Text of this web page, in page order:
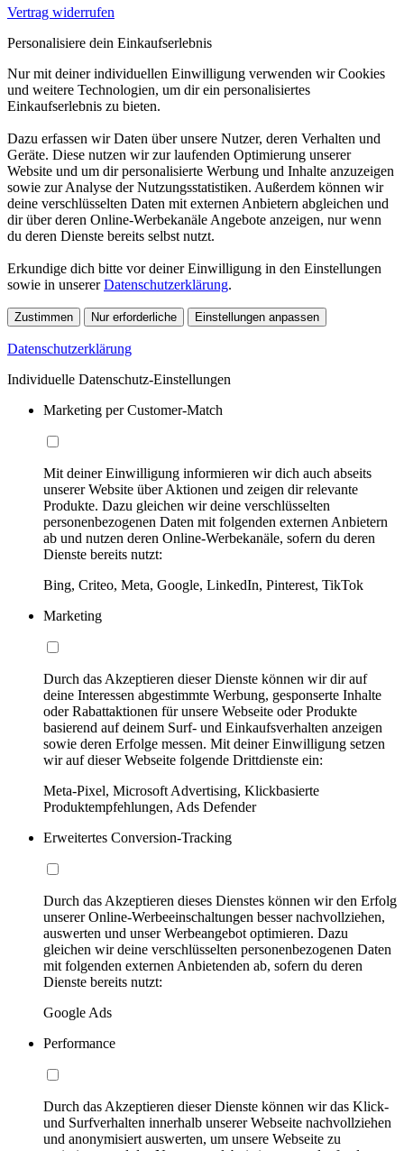
Vertrag widerrufen
Personalisiere dein Einkaufserlebnis
Nur mit deiner individuellen Einwilligung verwenden wir Cookies
und weitere Technologien, um dir ein personalisiertes
Einkaufserlebnis zu bieten.
Dazu erfassen wir Daten über unsere Nutzer, deren Verhalten und
Geräte. Diese nutzen wir zur laufenden Optimierung unserer
Website und um dir personalisierte Werbung und Inhalte anzuzeigen
sowie zur Analyse der Nutzungsstatistiken. Außerdem können wir
deine verschlüsselten Daten mit externen Anbietern abgleichen und
dir über deren Online-Werbekanäle Angebote anzeigen, nur wenn
du deren Dienste bereits selbst nutzt.
Erkundige dich bitte vor deiner Einwilligung in den Einstellungen
sowie in unsererDatenschutzerklärung.
Zustimmen Nur erforderliche Einstellungen anpassen
Datenschutzerklärung
Individuelle Datenschutz-Einstellungen
Marketing per Customer-Match
Mit deiner Einwilligung informieren wir dich auch abseits
unserer Website über Aktionen und zeigen dir relevante
Produkte. Dazu gleichen wir deine verschlüsselten
personenbezogenen Daten mit folgenden externen Anbietern
ab und nutzen deren Online-Werbekanäle, sofern du deren
Dienste bereits nutzt:
Bing, Criteo, Meta, Google, LinkedIn, Pinterest, TikTok
Marketing
Durch das Akzeptieren dieser Dienste können wir dir auf
deine Interessen abgestimmte Werbung, gesponserte Inhalte
oder Rabattaktionen für unsere Webseite oder Produkte
basierend auf deinem Surf- und Einkaufsverhalten anzeigen
sowie deren Erfolge messen. Mit deiner Einwilligung setzen
wir auf dieser Webseite folgende Drittdienste ein:
Meta-Pixel, Microsoft Advertising, Klickbasierte
Produktempfehlungen, Ads Defender
Erweitertes Conversion-Tracking
Durch das Akzeptieren dieses Dienstes können wir den Erfolg
unserer Online-Werbeeinschaltungen besser nachvollziehen,
auswerten und unser Werbeangebot optimieren. Dazu
gleichen wir deine verschlüsselten personenbezogenen Daten
mit folgenden externen Anbietenden ab, sofern du deren
Dienste bereits nutzt:
Google Ads
Performance
Durch das Akzeptieren dieser Dienste können wir das Klick-
und Surfverhalten innerhalb unserer Webseite nachvollziehen
und anonymisiert auswerten, um unsere Webseite zu